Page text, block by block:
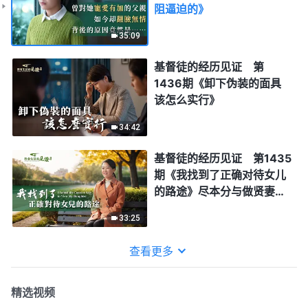
35:09
阻逼迫的》
34:42
基督徒的经历见证 第
1436期《卸下伪装的面具
该怎么实行》
33:25
基督徒的经历见证 第1435
期《我找到了正确对待女儿
的路途》尽本分与做贤妻良
查看更多
精选视频